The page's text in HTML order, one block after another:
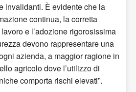
invalidanti. È evidente che la
continua, la corretta
e l’adozione rigorosissima
devono rappresentare una
azienda, a maggior ragione in
agricolo dove l’utilizzo di
comporta rischi elevati”.